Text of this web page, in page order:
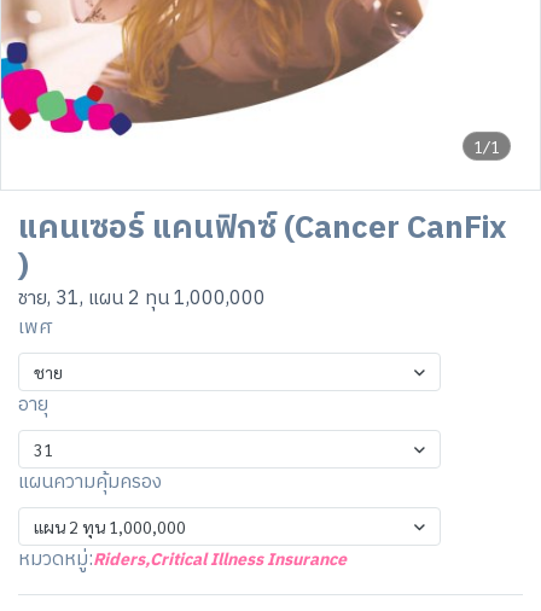
1/1
แคนเซอร์ แคนฟิกซ์ (Cancer CanFix
)
ชาย, 31, แผน 2 ทุน 1,000,000
เพศ
ชาย
อายุ
31
แผนความคุ้มครอง
แผน 2 ทุน 1,000,000
หมวดหมู่:Riders,Critical Illness Insurance